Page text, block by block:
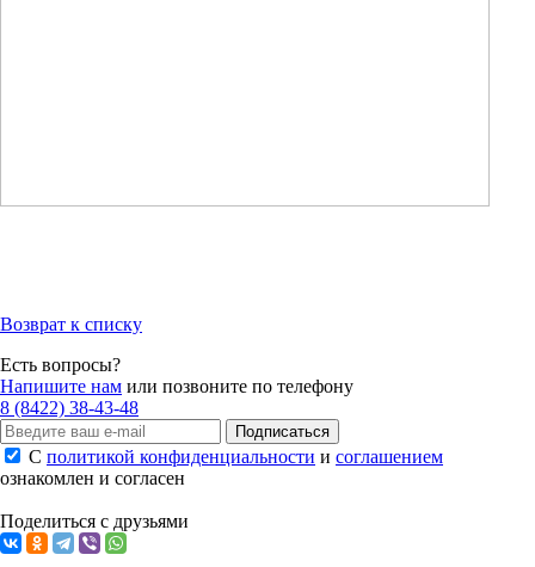
Возврат к списку
Есть вопросы?
Напишите нам или позвоните по телефону
8 (8422) 38-43-48
Подписаться
С политикой конфиденциальности и соглашением
ознакомлен и согласен
Поделиться с друзьями